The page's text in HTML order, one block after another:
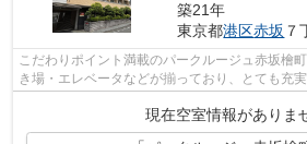
築21年
東京都港区赤坂 ７
こだわりポイント満載のパークルージュ赤坂檜
き場・エレベータなどが揃っており、とても充
現在空室情報がありま